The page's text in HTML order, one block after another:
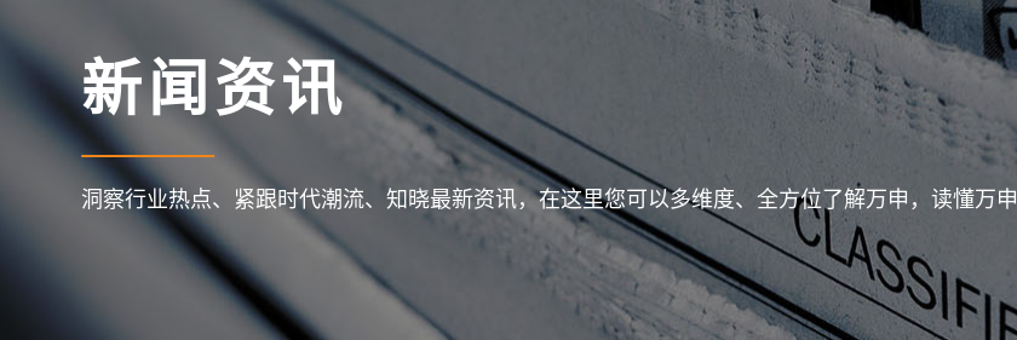
新闻资讯
洞察行业热点、紧跟时代潮流、知晓最新资讯，在这里您可以多维度、全方位了解万申，读懂万申